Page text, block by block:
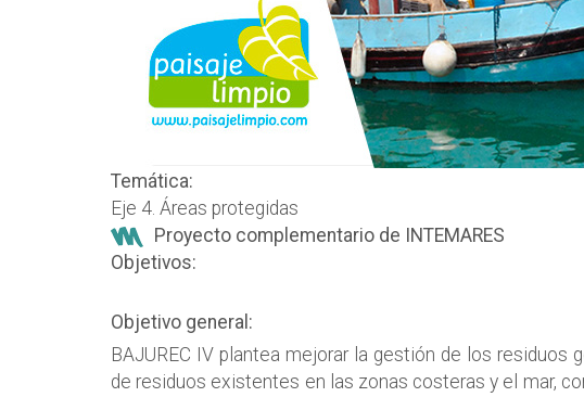
Temática:
Eje 4. Áreas protegidas
Proyecto complementario de INTEMARES
Objetivos:
Objetivo general:
BAJUREC IV plantea mejorar la gestión de los residuos
de residuos existentes en las zonas costeras y el mar,